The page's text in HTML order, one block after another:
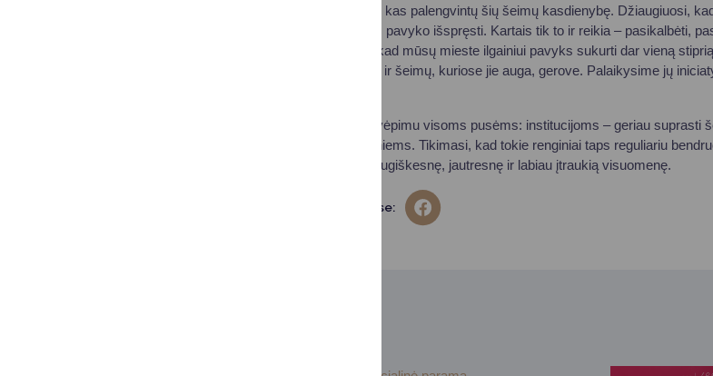
išgirsti iš pirmų lūpų, kas palengvintų šių šeimų kasdienybę. Džiaugiuosi,
susitikimo metu, jau pavyko išspręsti. Kartais tik to ir reikia – pasikalbėti,
linkme. Labai tikiu, kad mūsų mieste ilgainiui pavyks sukurti dar vieną
rūpinsis šių vaikučių ir šeimų, kuriose jie auga, gerove. Palaikysime jų
Susitikimas tapo įkvėpimu visoms pusėms: institucijoms – geriau suprasti
išgirstiems ir ne vieniems. Tikimasi, kad tokie renginiai taps reguliariu
padedančiu kurti draugiškesnę, jautresnę ir labiau įtraukią visuomenę.
Dalintis soc. tinkluose: